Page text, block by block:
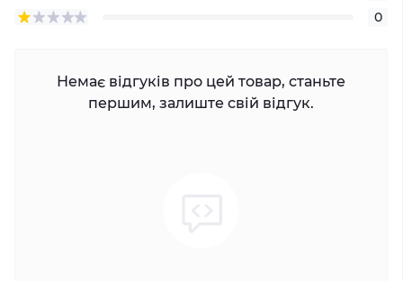
0
Немає відгуків про цей товар, станьте
першим, залиште свій відгук.